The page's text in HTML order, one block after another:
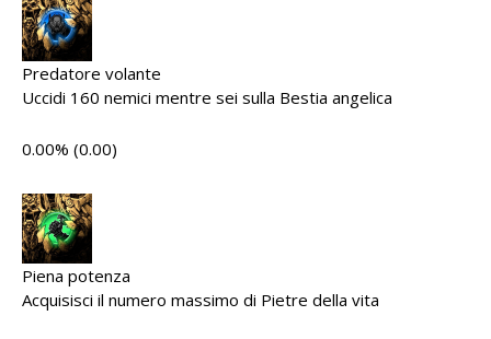
Predatore volante
Uccidi 160 nemici mentre sei sulla Bestia angelica
0.00% (0.00)
Piena potenza
Acquisisci il numero massimo di Pietre della vita